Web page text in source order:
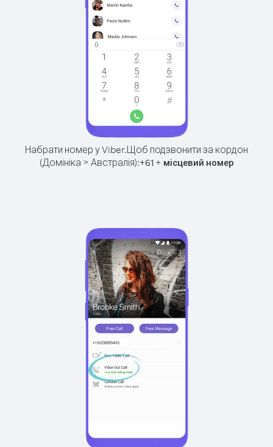
Набрати номер у Viber.Щоб подзвонити за кордон
(Домініка > Австралія):+61+ місцевий номер